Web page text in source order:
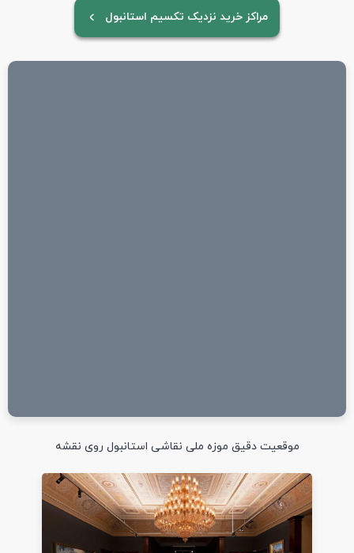
مراکز خرید نزدیک تکسیم استانبول
موقعیت دقیق موزه ملی نقاشی استانبول روی نقشه